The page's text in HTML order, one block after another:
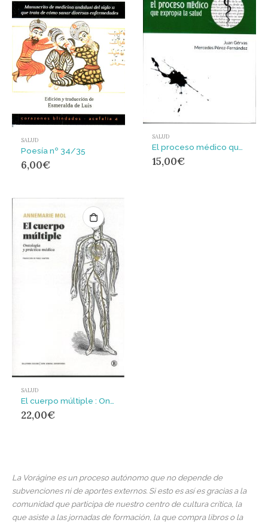
SALUD
Poesía nº 34/35
6,00€
SALUD
El proceso médico que expropia la salud
15,00€
SALUD
El cuerpo múltiple : Ontología y práctica médica
22,00€
La Vorágine es un proceso autónomo que no depende de
subvenciones ni de aportes externos. Si esto es así es gracias a la
comunidad que participa de nuestro centro de cultura crítica, la
que asiste a las jornadas de formación, la que compra libros o la